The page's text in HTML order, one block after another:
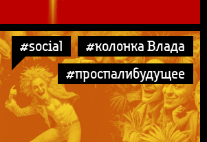
#social
#колонка Влада
#проспалибудущее